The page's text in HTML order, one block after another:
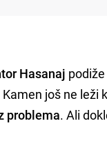
Hasanaj
još ne leži
problema. Ali